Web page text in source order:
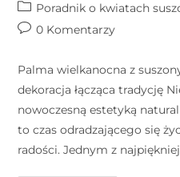
Poradnik o kwiatach
0 Komentarzy
Palma wielkanocna z
dekoracja łącząca tradycję
nowoczesną estetyką
to czas odradzającego się
radości. Jednym z